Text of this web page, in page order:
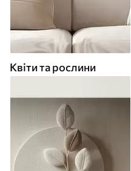
Квіти та рослини